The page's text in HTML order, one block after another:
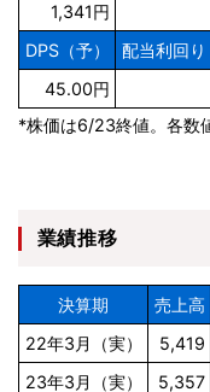
1,341円
DPS（予）
配当利回り
45.00円
*株価は6/23終値。各数
業績推移
決算期 売上高
22年3月（実）
5,419
23年3月（実）
5,357